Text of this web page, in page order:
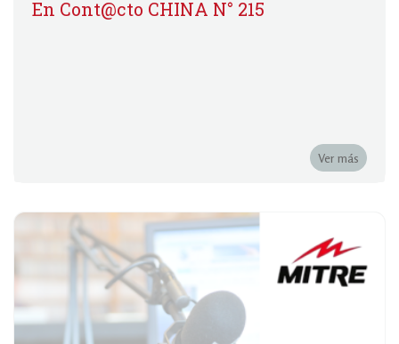
En Cont@cto CHINA N° 215
Ver más